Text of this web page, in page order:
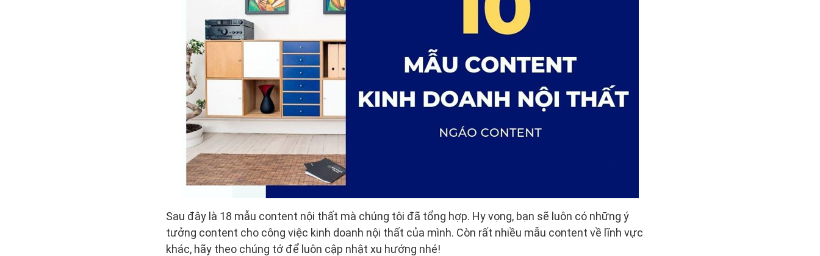
Sau đây là 18 mẫu content nội thất mà chúng tôi đã tổng hợp. Hy vọng, bạn sẽ luôn có những ý
tưởng content cho công việc kinh doanh nội thất của mình. Còn rất nhiều mẫu content về lĩnh vực
khác, hãy theo chúng tớ để luôn cập nhật xu hướng nhé!